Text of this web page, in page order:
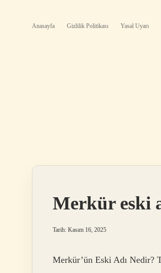
Anasayfa Gizlilik Politikası Yasal Uyarı
Merkür eski
Tarih: Kasım 16, 2025
Merkür’ün Eski Adı Nedir?